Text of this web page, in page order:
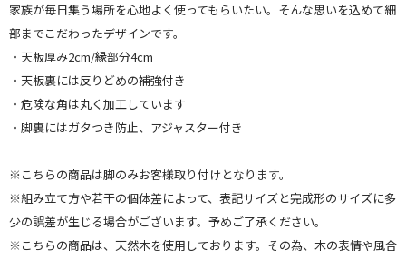
家族が毎日集う場所を心地よく使ってもらいたい。そんな思いを込めて細
部までこだわったデザインです。
・天板厚み2cm/縁部分4cm
・天板裏には反りどめの補強付き
・危険な角は丸く加工しています
・脚裏にはガタつき防止、アジャスター付き
※こちらの商品は脚のみお客様取り付けとなります。
※組み立て方や若干の個体差によって、表記サイズと完成形のサイズに多
少の誤差が生じる場合がございます。予めご了承ください。
※こちらの商品は、天然木を使用しております。その為、木の表情や風合